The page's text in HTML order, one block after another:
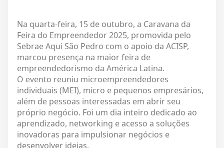
Na quarta-feira, 15 de outubro, a Caravana da
Feira do Empreendedor 2025, promovida pelo
Sebrae Aqui São Pedro com o apoio da ACISP,
marcou presença na maior feira de
empreendedorismo da América Latina.
O evento reuniu microempreendedores
individuais (MEI), micro e pequenos empresários,
além de pessoas interessadas em abrir seu
próprio negócio. Foi um dia inteiro dedicado ao
aprendizado, networking e acesso a soluções
inovadoras para impulsionar negócios e
desenvolver ideias.